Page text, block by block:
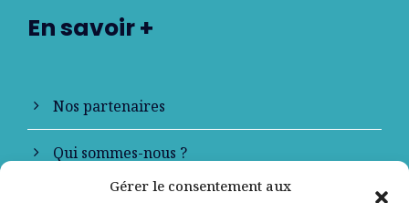
Gérer le consentement aux
En savoir +
Nos partenaires
Qui sommes-nous ?